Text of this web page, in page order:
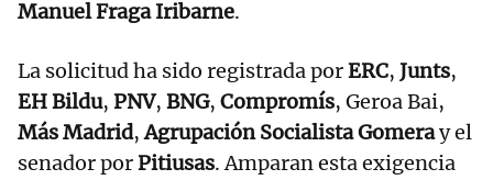
Manuel Fraga Iribarne.
La solicitud ha sido registrada porERC, Junts,
EH Bildu, PNV, BNG, Compromís, Geroa Bai,
Más Madrid,Agrupación Socialista Gomeray el
senador porPitiusas. Amparan esta exigencia